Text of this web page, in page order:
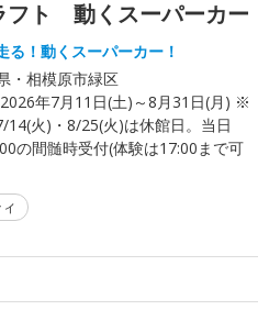
ト 動くスーパーカー
る！動くスーパーカー！
・相模原市緑区
2026年7月11日(土)～8月31日(月) ※
14(火)・8/25(火)は休館日。当日
の間髄時受付(体験は17:00まで可